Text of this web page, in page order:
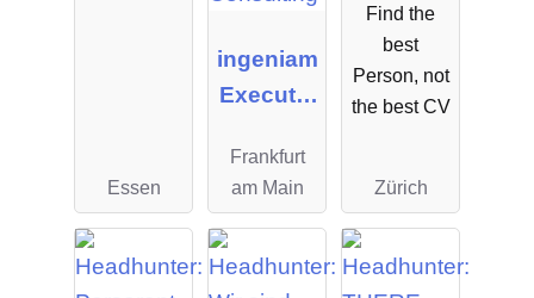
Essen
ingeniam
Executiv
& Human
Capital
Consulti
ng
Frankfurt
am Main
C.M.S.
AG
Find the
best
Person, not
the best CV
Zürich